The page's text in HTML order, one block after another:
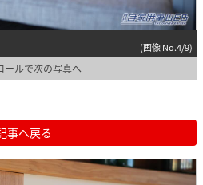
(画像 No.4/9)
ールで次の写真へ
事へ戻る